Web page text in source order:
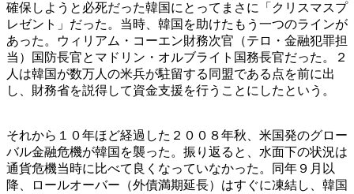
確保しようと必死だった韓国にとってまさに「クリスマスプ
レゼント」だった。当時、韓国を助けたもう一つのラインが
あった。ウィリアム・コーエン財務次官（テロ・金融犯罪担
当）国防長官とマドリン・オルブライト国務長官だった。２
人は韓国が数万人の米兵が駐留する同盟である点を前に出
し、財務省を説得して資金支援を行うことにしたという。
それから１０年ほど経過した２００８年秋、米国発のグロー
バル金融危機が韓国を襲った。振り返ると、水面下の状況は
通貨危機当時に比べて良くなっていなかった。同年９月以
降、ロールオーバー（外債満期延長）はすぐに凍結し、韓国